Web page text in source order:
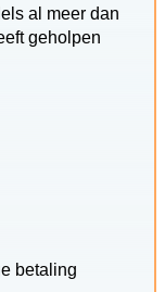
al meer dan
geholpen
betaling